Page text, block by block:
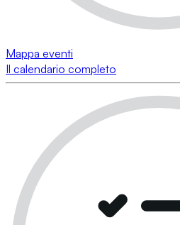
Mappa eventi
Il calendario completo